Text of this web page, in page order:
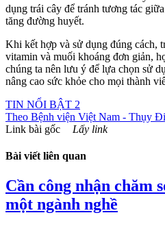
dụng trái cây để tránh tương tác
tăng đường huyết.
Khi kết hợp và sử dụng đúng cách,
vitamin và muối khoáng đơn giản,
chúng ta nên lưu ý để lựa chọn sử
nâng cao sức khỏe cho mọi thành
TIN NỔI BẬT 2
Theo Bệnh viện Việt Nam - Thụy
Link bài gốc
Lấy link
Bài viết liên quan
Cần công nhận chăm
một ngành nghề